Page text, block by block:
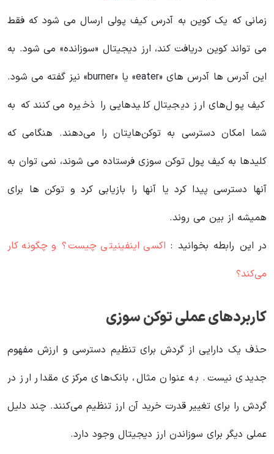
زمانی که یک کوین به آدرس کیف پولی ارسال می شود که فقط
می تواند کوین دریافت کند، ارز دیجیتال «سوزانده» می شود. به
این آدرس ها آدرس های «eater» یا «burner» نیز گفته می شود.
کیف پول‌های ارز دیجیتال کلیدهایی را ذخیره می‌کنند که به
شما امکان دسترسی به توکن‌هایتان را می‌دهند. هنگامی که
کلیدها به کیف پول توکن سوزی فرستاده می شوند، نمی توان به
آنها دسترسی پیدا کرد یا آنها را بازیابی کرد و توکن ها برای
همیشه از بین می روند.
در این رابطه بخوانید‌ : اکسی اینفینیتی چیست؟ و چگونه کار
می‌کند؟
کاربردهای عملی توکن سوزی
حذف یک دارایی از گردش برای تنظیم دسترسی و ارزش مفهوم
جدیدی نیست. به عنوان مثال، بانک‌های مرکزی مقدار ارز در
گردش را برای تغییر قدرت خرید آن ارز تنظیم می‌کنند. چند دلیل
عملی دیگر برای سوزاندن ارز دیجیتال وجود دارد.